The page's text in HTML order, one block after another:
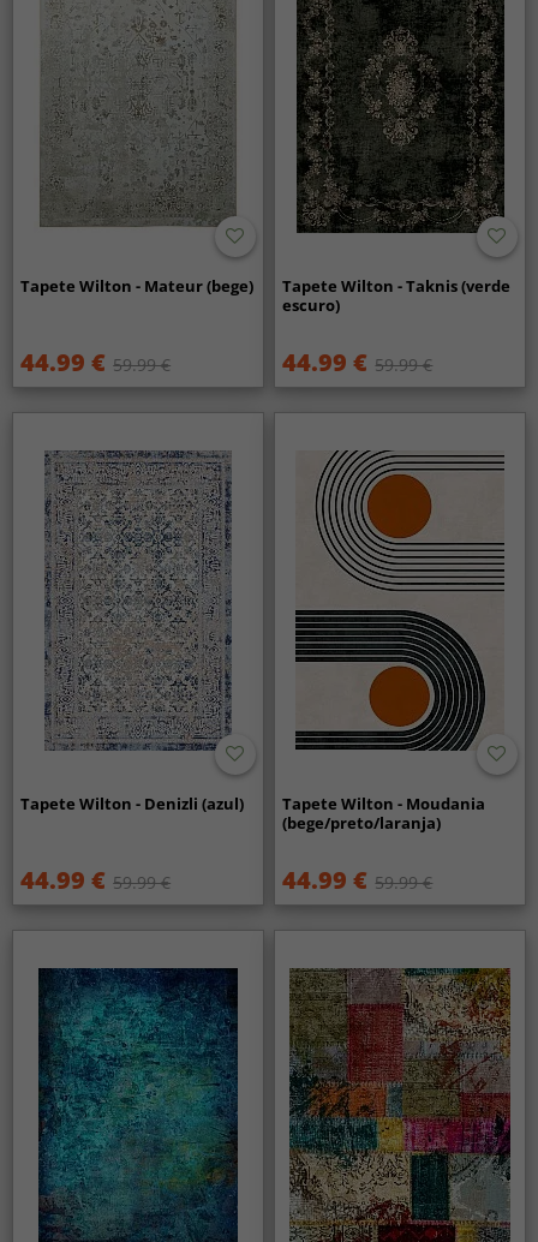
Tapete Wilton - Mateur (bege)
44.99 € 59.99 €
Tapete Wilton - Taknis (verde
escuro)
44.99 € 59.99 €
Tapete Wilton - Denizli (azul)
44.99 € 59.99 €
Tapete Wilton - Moudania
(bege/preto/laranja)
44.99 € 59.99 €